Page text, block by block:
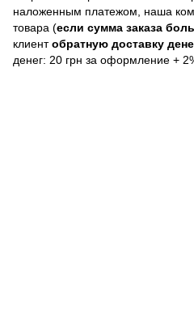
наложенным платежом, наша
товара (если сумма заказа
клиентобратную доставку
денег: 20 грн за оформление +